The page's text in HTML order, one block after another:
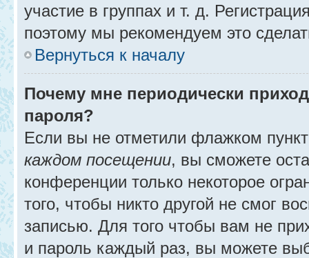
участие в группах и т. д.
поэтому мы рекомендуем это
Вернуться к началу
Почему мне периодически
пароля?
Если вы не отметили флажком
каждом посещении, вы сможете
конференции только некоторое
того, чтобы никто другой не смог
записью. Для того чтобы вам не
и пароль каждый раз, вы можете